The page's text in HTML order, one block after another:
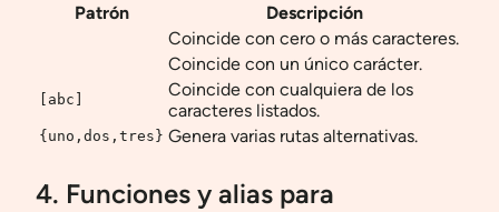
Patrón
Descripción
Coincide con cero o más caracteres.
Coincide con un único carácter.
[abc]
Coincide con cualquiera de los
caracteres listados.
{uno,dos,tres} Genera varias rutas alternativas.
4. Funciones y alias para